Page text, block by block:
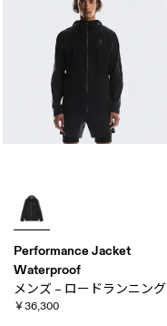
Performance Jacket
Waterproof
メンズ – ロードランニング
￥36,300